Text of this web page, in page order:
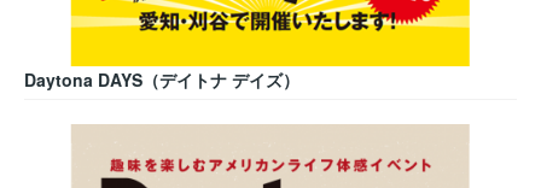
Daytona DAYS（デイトナ デイズ）